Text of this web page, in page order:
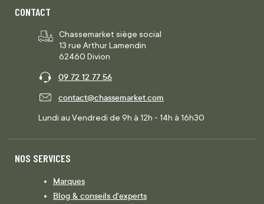
CONTACT
Chassemarket siège social
13 rue Arthur Lamendin
62460 Divion
09 72 12 77 56
contact@chassemarket.com
Lundi au Vendredi de 9h à 12h - 14h à 16h30
NOS SERVICES
Marques
Blog & conseils d'experts